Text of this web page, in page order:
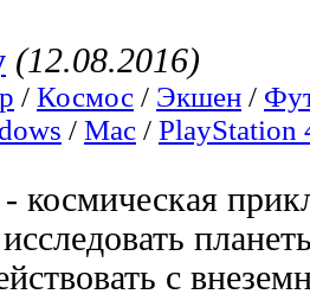
(12.08.2016)
/ Космос / Экшен /
/ Mac / PlayStation
космическая
с